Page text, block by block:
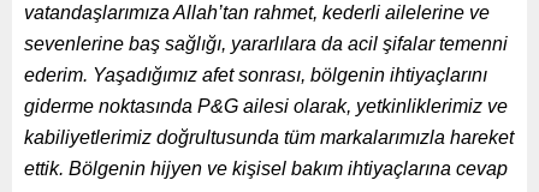
vatandaşlarımıza Allah’tan rahmet, kederli ailelerine ve
sevenlerine baş sağlığı, yararlılara da acil şifalar temenni
ederim. Yaşadığımız afet sonrası, bölgenin ihtiyaçlarını
giderme noktasında P&G ailesi olarak, yetkinliklerimiz ve
kabiliyetlerimiz doğrultusunda tüm markalarımızla hareket
ettik. Bölgenin hijyen ve kişisel bakım ihtiyaçlarına cevap